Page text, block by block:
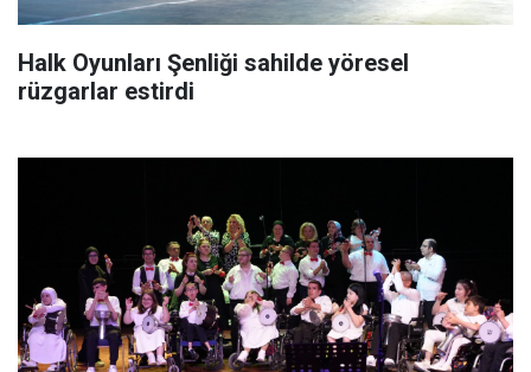
Halk Oyunları Şenliği sahilde yöresel
rüzgarlar estirdi